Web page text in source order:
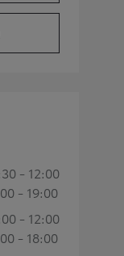
- 12:00
- 19:00
- 12:00
- 18:00